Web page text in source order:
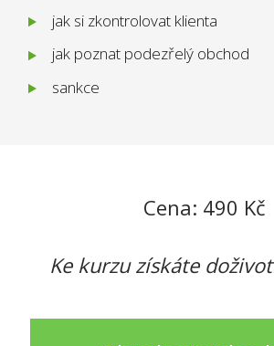
jak si zkontrolovat klienta
jak poznat podezřelý obchod
sankce
Cena: 490 Kč
Ke kurzu získáte